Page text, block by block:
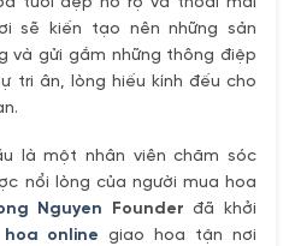
sẽ kiến tạo nên những sản
và gửi gắm những thông điệp
tri ân, lòng hiếu kính đếu cho
là một nhân viên chăm sóc
nổi lòng của người mua hoa
Nguyen Founder đã khởi
online giao hoa tận nơi